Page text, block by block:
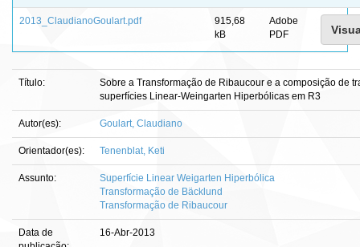
2013_ClaudianoGoulart.pdf
915,68
kB
Adobe
PDF
Título:
Sobre a Transformação de Ribaucour e a composição de
superfícies Linear-Weingarten Hiperbólicas em R3
Autor(es): Goulart, Claudiano
Orientador(es): Tenenblat, Keti
Assunto:
Superfície Linear Weigarten Hiperbólica
Transformação de Bäcklund
Transformação de Ribaucour
Data de
16-Abr-2013